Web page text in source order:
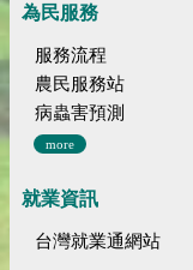
為民服務
服務流程
農民服務站
病蟲害預測
more
就業資訊
台灣就業通網站